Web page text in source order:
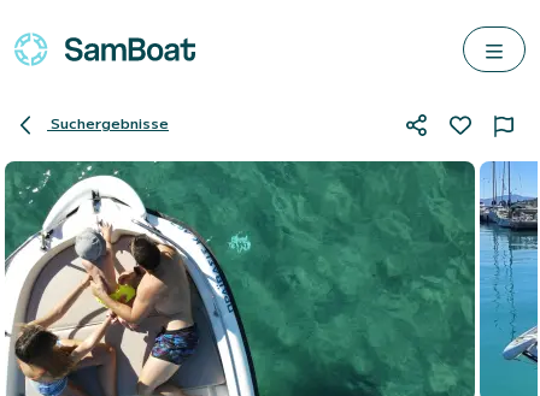
Suchergebnisse